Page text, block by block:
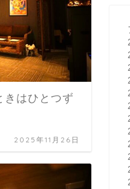
きはひとつず
2025年11月26日